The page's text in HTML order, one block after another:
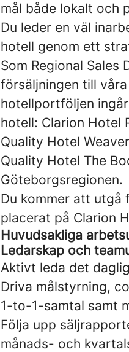
mål både lokalt och
Du leder en väl
hotell genom ett
Som Regional
försäljningen till våra
hotellportföljen
hotell: Clarion Hotel
Quality Hotel
Quality Hotel The
Göteborgsregionen.
Du kommer att utgå
placerat på Clarion
Huvudsakliga
Ledarskap och
Aktivt leda det
Driva målstyrning,
1-to-1-samtal samt
Följa upp
månads- och